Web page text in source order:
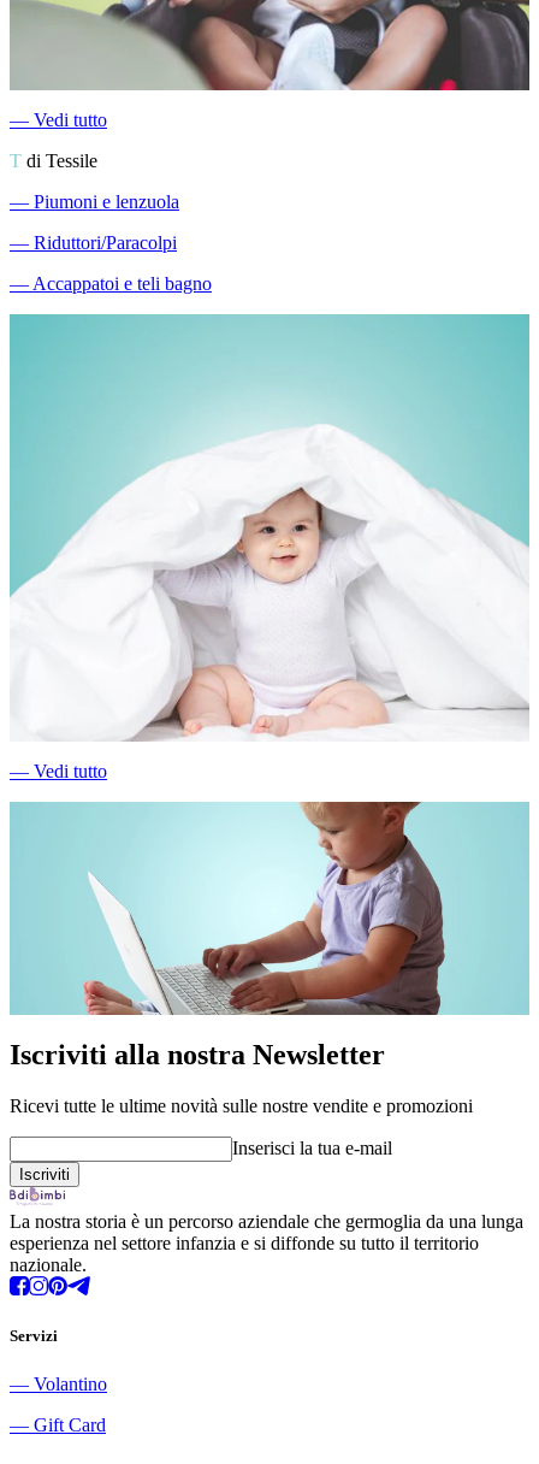
― Vedi tutto
T di Tessile
― Piumoni e lenzuola
― Riduttori/Paracolpi
―Accappatoi e teli bagno
― Vedi tutto
Iscriviti alla nostra Newsletter
Ricevi tutte le ultime novità sulle nostre vendite e promozioni
Inserisci la tua e-mail
La nostra storia è un percorso aziendale che germoglia da una lunga
esperienza nel settore infanzia e si diffonde su tutto il territorio
nazionale.
Servizi
― Volantino
― Gift Card